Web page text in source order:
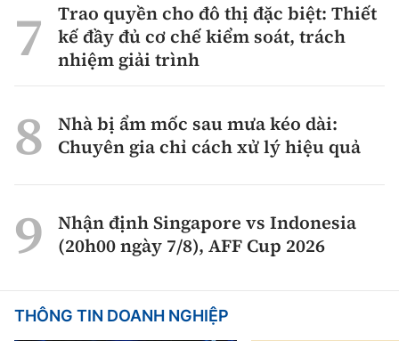
Trao quyền cho đô thị đặc biệt: Thiết
kế đầy đủ cơ chế kiểm soát, trách
nhiệm giải trình
Nhà bị ẩm mốc sau mưa kéo dài:
Chuyên gia chỉ cách xử lý hiệu quả
Nhận định Singapore vs Indonesia
(20h00 ngày 7/8), AFF Cup 2026
THÔNG TIN DOANH NGHIỆP